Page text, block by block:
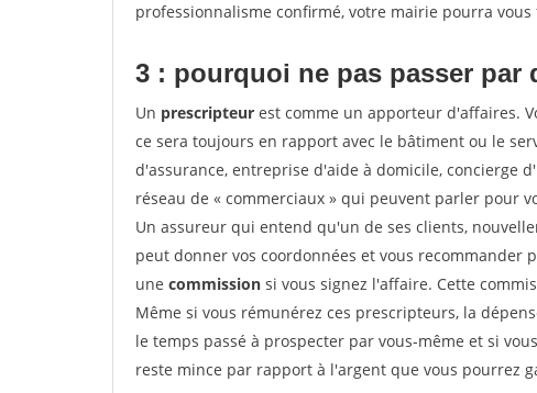
professionnalisme confirmé, votre mairie pourra
3 : pourquoi ne pas passer par
Un prescripteur est comme un apporteur d'affaires.
ce sera toujours en rapport avec le bâtiment ou le
d'assurance, entreprise d'aide à domicile, concierge
réseau de « commerciaux » qui peuvent parler pour
Un assureur qui entend qu'un de ses clients,
peut donner vos coordonnées et vous recommander
une commission si vous signez l'affaire. Cette
Même si vous rémunérez ces prescripteurs, la
le temps passé à prospecter par vous-même et si
reste mince par rapport à l'argent que vous pourrez